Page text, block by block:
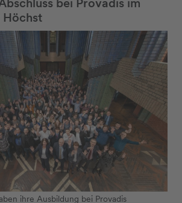
bei Provadis im
Höchst
ihre Ausbildung bei Provadis